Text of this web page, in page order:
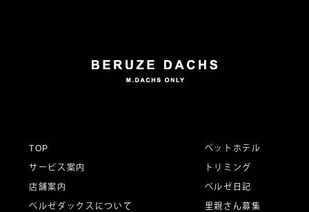
ー
シ
TOP
サービス案内
店舗案内
ベルゼダックスについて
ペットホテル
トリミング
ベルゼ日記
里親さん募集